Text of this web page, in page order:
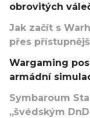
obrovitých
Jak začít s
přes
Wargaming
armádní
Symbaroum
„švédským